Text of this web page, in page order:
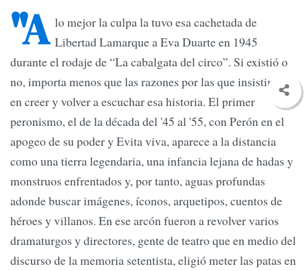
"A lo mejor la culpa la tuvo esa cachetada de
Libertad Lamarque a Eva Duarte en 1945
durante el rodaje de “La cabalgata del circo”. Si existió o
no, importa menos que las razones por las que insistimos
en creer y volver a escuchar esa historia. El primer
peronismo, el de la década del '45 al '55, con Perón en el
apogeo de su poder y Evita viva, aparece a la distancia
como una tierra legendaria, una infancia lejana de hadas y
monstruos enfrentados y, por tanto, aguas profundas
adonde buscar imágenes, íconos, arquetipos, cuentos de
héroes y villanos. En ese arcón fueron a revolver varios
dramaturgos y directores, gente de teatro que en medio del
discurso de la memoria setentista, eligió meter las patas en